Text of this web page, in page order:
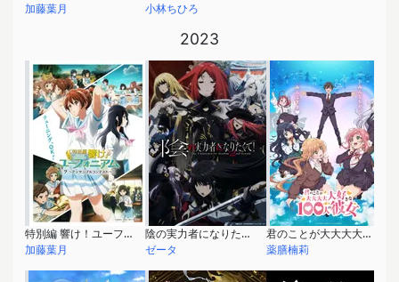
加藤葉月 小林ちひろ
2023
特別編 響け！ユーフォニアム～アンサンブルコンテスト～
加藤葉月
陰の実力者になりたくて！ 2nd season
ゼータ
君のことが大大大大大好きな100人の彼女
薬膳楠莉